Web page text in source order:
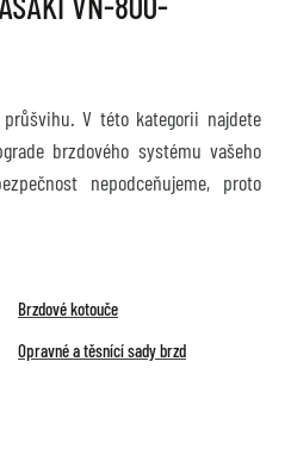
V této kategorii najdete
brzdového systému vašeho
nepodceňujeme, proto
Brzdové kotouče
Opravné a těsnící sady brzd